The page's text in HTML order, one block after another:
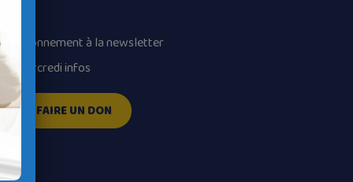
Abonnement à la newsletter
Mercredi infos
FAIRE UN DON